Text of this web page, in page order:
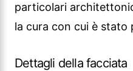
particolari
la cura con cui è stato
Dettagli della facciata